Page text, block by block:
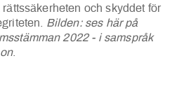
och skyddet för
Bilden: ses här på
2022 - i samspråk
.